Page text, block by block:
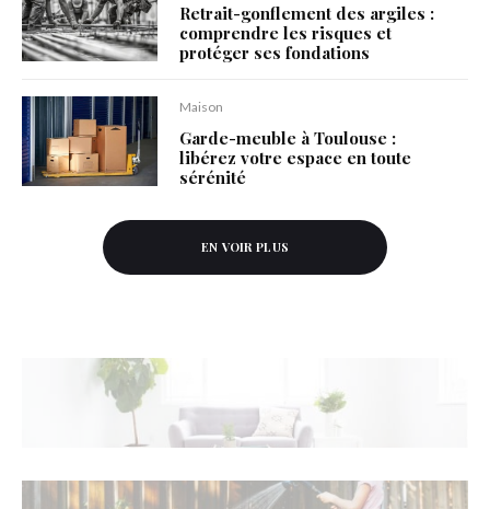
Retrait-gonflement des argiles :
comprendre les risques et
protéger ses fondations
Maison
Garde-meuble à Toulouse :
libérez votre espace en toute
sérénité
EN VOIR PLUS
Maison